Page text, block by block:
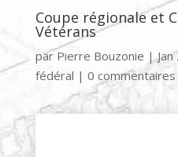
Coupe régionale et
Vétérans
par Pierre Bouzonie |
fédéral | 0 commentaires